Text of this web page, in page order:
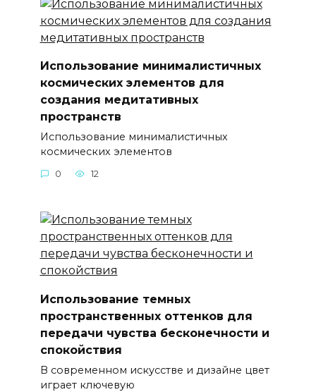
Использование минималистичных
космических элементов для
создания медитативных
пространств
Использование минималистичных
космических элементов
0 12
Использование темных
пространственных оттенков для
передачи чувства бесконечности и
спокойствия
В современном искусстве и дизайне цвет
играет ключевую